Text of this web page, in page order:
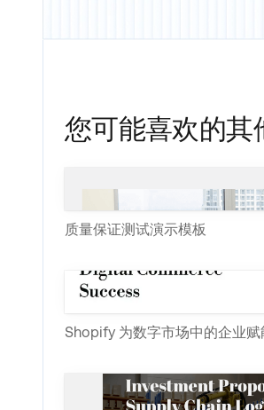
您可能喜欢的其
质量保证测试演示模板
Shopify 为数字市场中的企业赋